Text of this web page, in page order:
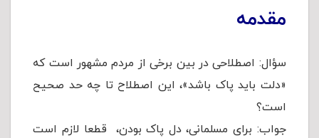
مقدمه
سؤال: اصطلاحی در بین برخی از مردم مشهور است که
«دلت باید پاک باشد»، این اصطلاح تا چه حد صحیح
است؟
جواب: برای مسلمانی، دل پاک بودن، قطعا لازم است